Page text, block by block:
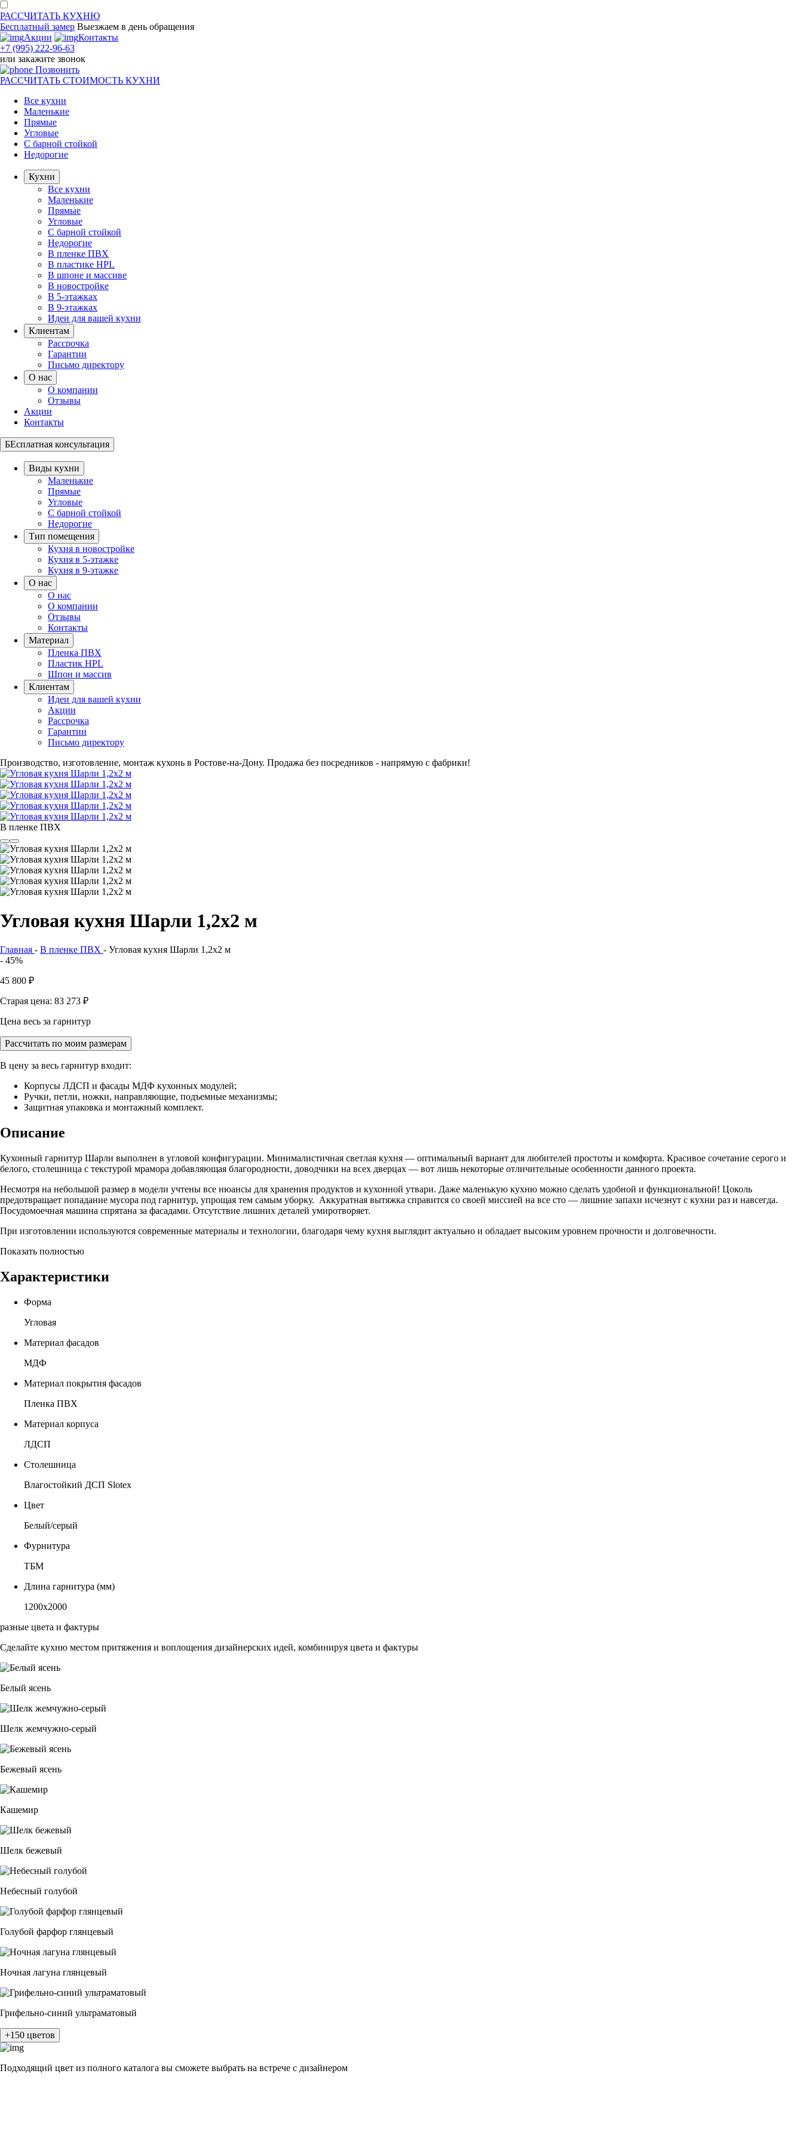
РАССЧИТАТЬ КУХНЮ
Бесплатный замер Выезжаем в день обращения
Акции
Контакты
+7 (995) 222-96-63
или закажите звонок
Позвонить
РАССЧИТАТЬ СТОИМОСТЬ КУХНИ
Все кухни
Маленькие
Прямые
Угловые
С барной стойкой
Недорогие
Кухни
Все кухни
Маленькие
Прямые
Угловые
С барной стойкой
Недорогие
В пленке ПВХ
В пластике HPL
В шпоне и массиве
В новостройке
В 5-этажках
В 9-этажках
Идеи для вашей кухни
Клиентам
Рассрочка
Гарантии
Письмо директору
О нас
О компании
Отзывы
Акции
Контакты
БЕсплатная консультация
Виды кухни
Маленькие
Прямые
Угловые
С барной стойкой
Недорогие
Тип помещения
Кухня в новостройке
Кухня в 5-этажке
Кухня в 9-этажке
О нас
О нас
О компании
Отзывы
Контакты
Материал
Пленка ПВХ
Пластик HPL
Шпон и массив
Клиентам
Идеи для вашей кухни
Акции
Рассрочка
Гарантии
Письмо директору
Производство, изготовление, монтаж кухонь в Ростове-на-Дону. Продажа без посредников - напрямую с фабрики!
В пленке ПВХ
Угловая кухня Шарли 1,2х2 м
Главная - В пленке ПВХ - Угловая кухня Шарли 1,2х2 м
- 45%
45 800 ₽
Старая цена: 83 273 ₽
Цена весь за гарнитур
Рассчитать по моим размерам
В цену за весь гарнитур входит:
Корпусы ЛДСП и фасады МДФ кухонных модулей;
Ручки, петли, ножки, направляющие, подъемные механизмы;
Защитная упаковка и монтажный комплект.
Описание
Кухонный гарнитур Шарли выполнен в угловой конфигурации. Минималистичная светлая кухня — оптимальный вариант для любителей простоты и комфорта. Красивое сочетание серого и
белого, столешница с текстурой мрамора добавляющая благородности, доводчики на всех дверцах — вот лишь некоторые отличительные особенности данного проекта.
Несмотря на небольшой размер в модели учтены все нюансы для хранения продуктов и кухонной утвари. Даже маленькую кухню можно сделать удобной и функциональной! Цоколь
предотвращает попадание мусора под гарнитур, упрощая тем самым уборку. Аккуратная вытяжка справится со своей миссией на все сто — лишние запахи исчезнут с кухни раз и навсегда.
Посудомоечная машина спрятана за фасадами. Отсутствие лишних деталей умиротворяет.
При изготовлении используются современные материалы и технологии, благодаря чему кухня выглядит актуально и обладает высоким уровнем прочности и долговечности.
Показать полностью
Характеристики
Форма
Угловая
Материал фасадов
МДФ
Материал покрытия фасадов
Пленка ПВХ
Материал корпуса
ЛДСП
Столешница
Влагостойкий ДСП Slotex
Цвет
Белый/серый
Фурнитура
ТБМ
Длина гарнитура (мм)
1200х2000
разные цвета и фактуры
Сделайте кухню местом притяжения и воплощения дизайнерских идей, комбинируя цвета и фактуры
Белый ясень
Шелк жемчужно-серый
Бежевый ясень
Кашемир
Шелк бежевый
Небесный голубой
Голубой фарфор глянцевый
Ночная лагуна глянцевый
Грифельно-синий ультраматовый
+150 цветов
Подходящий цвет из полного каталога вы сможете выбрать на встрече с дизайнером